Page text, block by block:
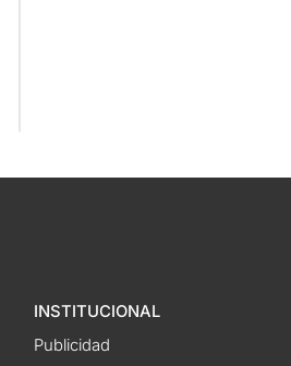
INSTITUCIONAL
Publicidad